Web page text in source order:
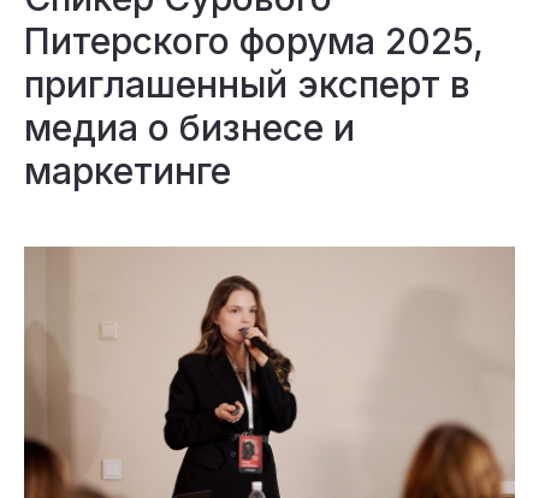
Питерского форума 2025,
приглашенный эксперт в
медиа о бизнесе и
маркетинге